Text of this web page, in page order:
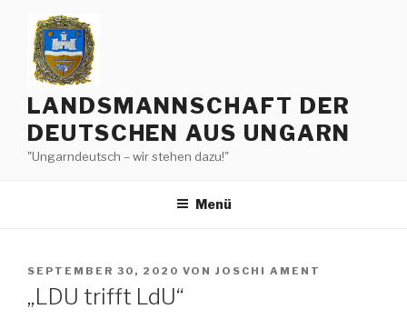
springen
LANDSMANNSCHAFT DER
DEUTSCHEN AUS UNGARN
"Ungarndeutsch – wir stehen dazu!"
Menü
VERÖFFENTLICHT
AM
SEPTEMBER 30, 2020 VON JOSCHI AMENT
„LDU trifft LdU“